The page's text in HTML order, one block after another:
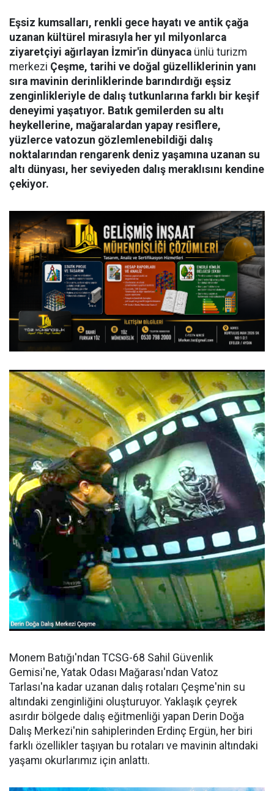
Eşsiz kumsalları, renkli gece hayatı ve antik çağa
uzanan kültürel mirasıyla her yıl milyonlarca
ziyaretçiyi ağırlayan İzmir'in dünyaca ünlü turizm
merkezi Çeşme, tarihi ve doğal güzelliklerinin yanı
sıra mavinin derinliklerinde barındırdığı eşsiz
zenginlikleriyle de dalış tutkunlarına farklı bir keşif
deneyimi yaşatıyor. Batık gemilerden su altı
heykellerine, mağaralardan yapay resiflere,
yüzlerce vatozun gözlemlenebildiği dalış
noktalarından rengarenk deniz yaşamına uzanan su
altı dünyası, her seviyeden dalış meraklısını kendine
çekiyor.
Monem Batığı'ndan TCSG-68 Sahil Güvenlik
Gemisi'ne, Yatak Odası Mağarası'ndan Vatoz
Tarlası'na kadar uzanan dalış rotaları Çeşme'nin su
altındaki zenginliğini oluşturuyor. Yaklaşık çeyrek
asırdır bölgede dalış eğitmenliği yapan Derin Doğa
Dalış Merkezi'nin sahiplerinden Erdinç Ergün, her biri
farklı özellikler taşıyan bu rotaları ve mavinin altındaki
yaşamı okurlarımız için anlattı.